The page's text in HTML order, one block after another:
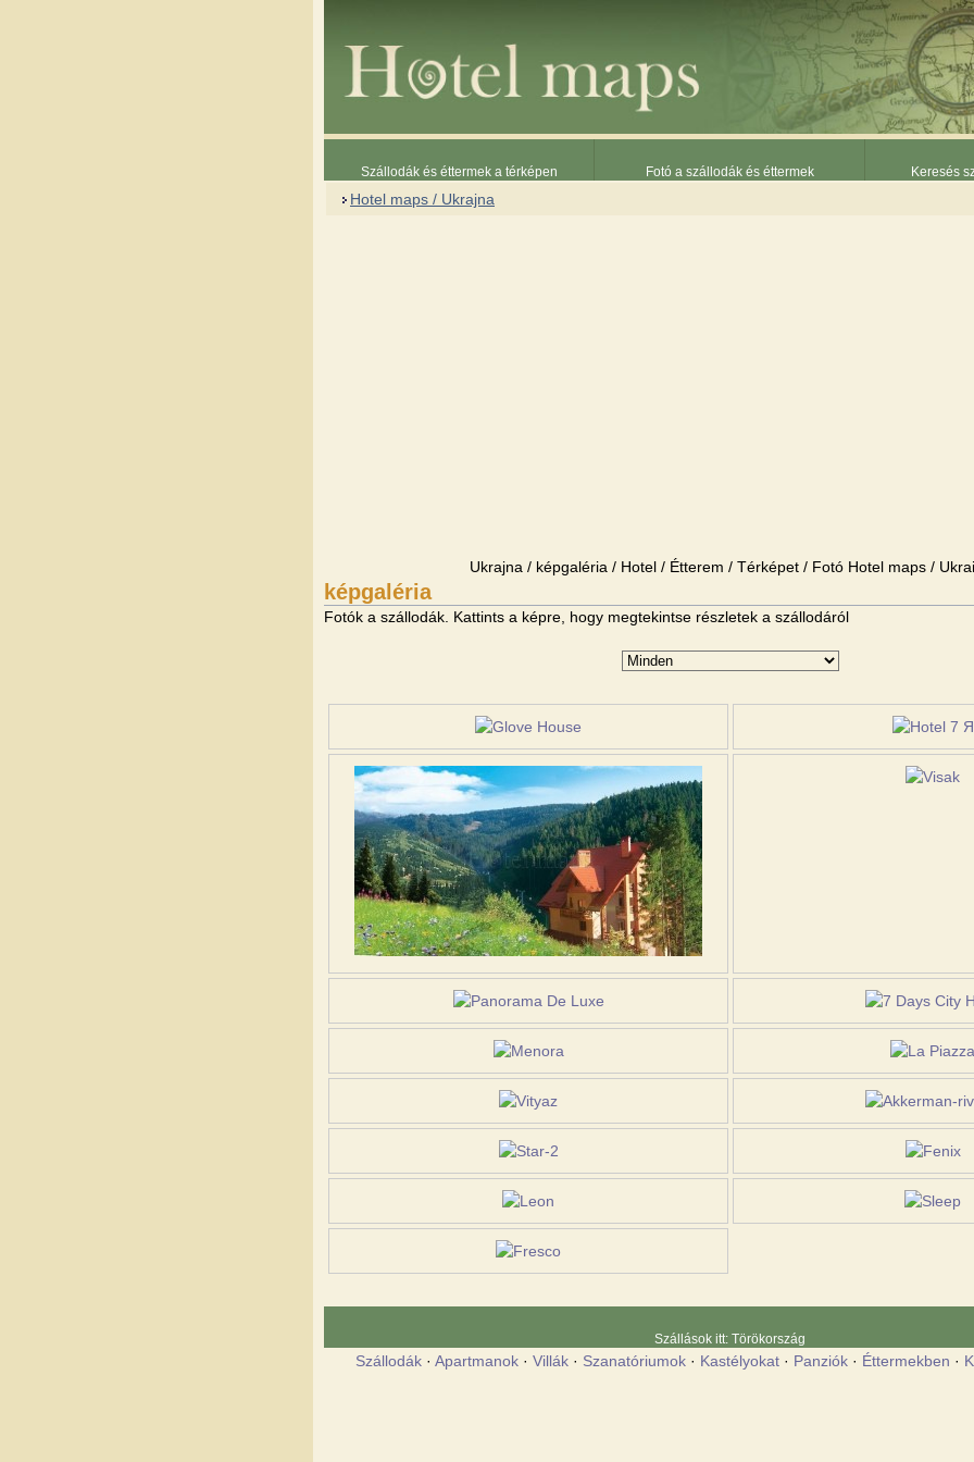
Szállodák és éttermek a térképen Fotó a szállodák és éttermek Keresés
Hotel maps / Ukrajna
Ukrajna / képgaléria / Hotel / Étterem / Térképet / Fotó Hotel maps /
képgaléria
Fotók a szállodák. Kattints a képre, hogy megtekintse részletek a szállodáról
Szállások itt: Törökország
Szállodák· Apartmanok· Villák· Szanatóriumok· Kastélyokat· Panziók· Éttermekben ·